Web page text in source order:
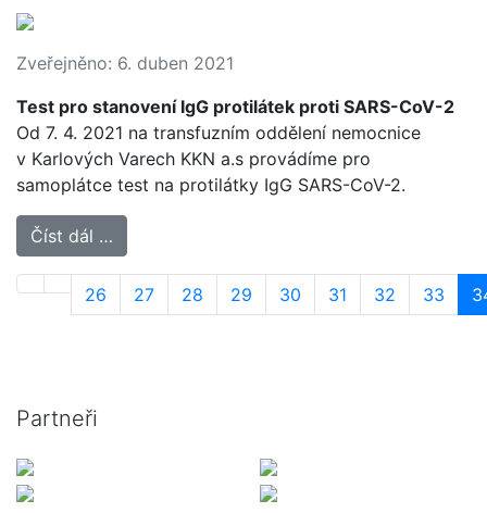
Zveřejněno: 6. duben 2021
Test pro stanovení IgG protilátek proti SARS-CoV-2
Od 7. 4. 2021 na transfuzním oddělení nemocnice
v Karlových Varech KKN a.s provádíme pro
samoplátce test na protilátky IgG SARS-CoV-2.
Číst dál …
26 27 28 29 30 31 32 33
Partneři